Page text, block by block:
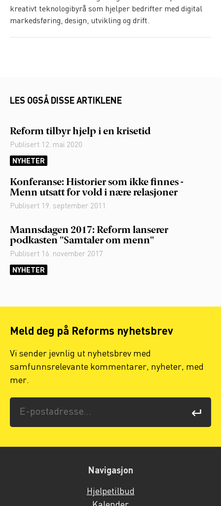
kreativt teknologibyrå som hjelper bedrifter med digital
markedsføring, design, utvikling og drift.
LES OGSÅ DISSE ARTIKLENE
Reform tilbyr hjelp i en krisetid
Publisert 12. mai 2020
NYHETER
Konferanse: Historier som ikke finnes -
Menn utsatt for vold i nære relasjoner
Publisert 19. september 2011
Mannsdagen 2017: Reform lanserer
podkasten "Samtaler om menn"
Publisert 16. november 2017
NYHETER
Meld deg på Reforms nyhetsbrev
Vi sender jevnlig ut nyhetsbrev med
samfunnsrelevante kommentarer, nyheter, med
mer.
Navigasjon
Hjelpetilbud